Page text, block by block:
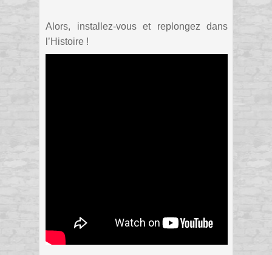
Alors, installez-vous et replongez dans
l’Histoire !